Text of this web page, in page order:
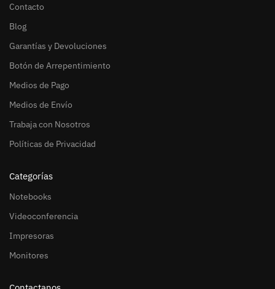
Contacto
Blog
Garantías y Devoluciones
Botón de Arrepentimiento
Medios de Pago
Medios de Envío
Trabaja con Nosotros
Políticas de Privacidad
Categorías
Notebooks
Videoconferencia
Impresoras
Monitores